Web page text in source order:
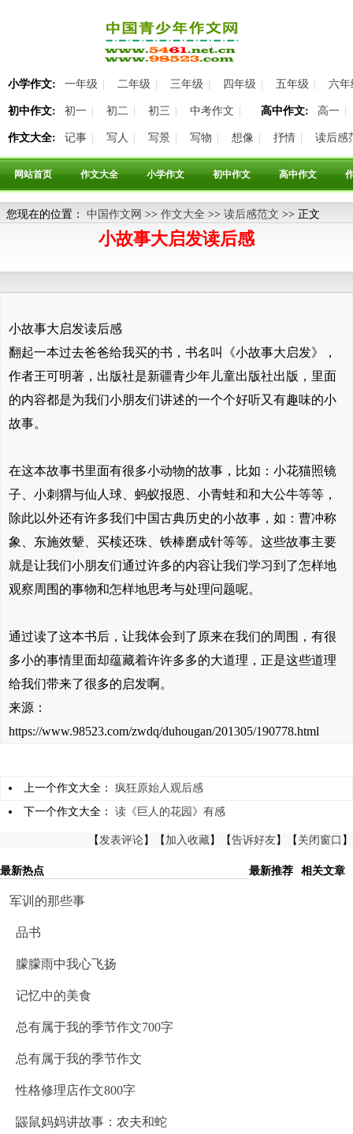
小学作文: 一年级 二年级 三年级 四年级 五年级 六年
初中作文: 初一 初二 初三 中考作文 高中作文: 高一
作文大全: 记事 写人 写景 写物 想像 抒情 读后感
网站首页 作文大全 小学作文 初中作文 高中作文
您现在的位置： 中国作文网 >> 作文大全 >> 读后感范文 >> 正文
小故事大启发读后感
小故事大启发读后感
翻起一本过去爸爸给我买的书，书名叫《小故事大启发》，
作者王可明著，出版社是新疆青少年儿童出版社出版，里面
的内容都是为我们小朋友们讲述的一个个好听又有趣味的小
故事。
在这本故事书里面有很多小动物的故事，比如：小花猫照镜
子、小刺猬与仙人球、蚂蚁报恩、小青蛙和和大公牛等等，
除此以外还有许多我们中国古典历史的小故事，如：曹冲称
象、东施效颦、买椟还珠、铁棒磨成针等等。这些故事主要
就是让我们小朋友们通过许多的内容让我们学习到了怎样地
观察周围的事物和怎样地思考与处理问题呢。
通过读了这本书后，让我体会到了原来在我们的周围，有很
多小的事情里面却蕴藏着许许多多的大道理，正是这些道理
给我们带来了很多的启发啊。
来源：
https://www.98523.com/zwdq/duhougan/201305/190778.html
上一个作文大全： 疯狂原始人观后感
下一个作文大全： 读《巨人的花园》有感
【发表评论】【 加入收藏】【告诉好友】【 关闭窗口 】
最新热点 最新推荐 相关文章
军训的那些事
品书
朦朦雨中我心飞扬
记忆中的美食
总有属于我的季节作文700字
总有属于我的季节作文
性格修理店作文800字
鼹鼠妈妈讲故事：农夫和蛇